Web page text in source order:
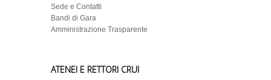
Sede e Contatti
Bandi di Gara
Amministrazione Trasparente
ATENEI E RETTORI CRUI